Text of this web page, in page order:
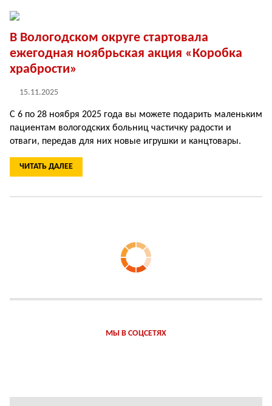
В Вологодском округе стартовала
ежегодная ноябрьская акция «Коробка
храбрости»
15.11.2025
С 6 по 28 ноября 2025 года вы можете подарить маленьким
пациентам вологодских больниц ча­стичку радости и
отваги, передав для них новые игрушки и канцтовары.
ЧИТАТЬ ДАЛЕЕ
МЫ В СОЦСЕТЯХ